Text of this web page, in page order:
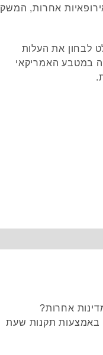
אחרות, המשק
לבחון את העלות
במטבע האמריקאי
אחרות?
באמצעות תקנות שעת